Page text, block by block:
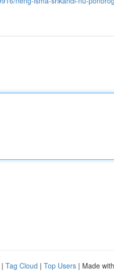
| Tag Cloud | Top Users | Made with